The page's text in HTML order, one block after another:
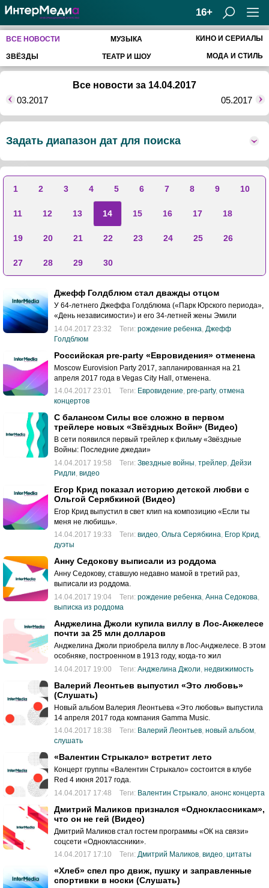
ВСЕ НОВОСТИ МУЗЫКА КИНО И СЕРИАЛЫ
ЗВЁЗДЫ ТЕАТР И ШОУ МОДА И СТИЛЬ
Все новости за 14.04.2017
03.2017
05.2017
Задать диапазон дат для поиска
1 2 3 4 5 6 7 8 9 10
11 12 13 14 15 16 17 18
19 20 21 22 23 24 25 26
27 28 29 30
Джефф Голдблюм стал дважды отцом
У 64-летнего Джеффа Голдблюма («Парк Юрского периода»,
«День независимости») и его 34-летней жены Эмили
Ливингстон родился сын.
14.04.2017 23:32 Теги: рождение ребенка Джефф
Голдблюм
Российская pre-party «Евровидения» отменена
Moscow Eurovision Party 2017, запланированная на 21
апреля 2017 года в Vegas City Hall, отменена.
14.04.2017 23:01
Теги: Евровидение, pre-party, отмена
концертов
С балансом Силы все сложно в первом
трейлере новых «Звёздных Войн» (Видео)
В сети появился первый трейлер к фильму «Звёздные
Войны: Последние джедаи»
14.04.2017 19:58
Теги: Звездные войны трейлер Дейзи
Ридли видео
Егор Крид показал историю детской любви с
Ольгой Серябкиной (Видео)
Егор Крид выпустил в свет клип на композицию «Если ты
меня не любишь».
14.04.2017 19:33
Теги: видео, Ольга Серябкина, Егор Крид,
дуэты
Анну Седокову выписали из роддома
Анну Седокову, ставшую недавно мамой в третий раз,
выписали из роддома.
14.04.2017 19:04
Теги: рождение ребенка, Анна Седокова,
выписка из роддома
Анджелина Джоли купила виллу в Лос-Анжелесе
почти за 25 млн долларов
Анджелина Джоли приобрела виллу в Лос-Анджелесе. В этом
особняке, построенном в 1913 году, когда-то жил
американский режиссер Сесил ДеМилль до своей кончины в
14.04.2017 19:00 Теги: Анджелина Джоли недвижимость
Валерий Леонтьев выпустил «Это любовь»
(Слушать)
Новый альбом Валерия Леонтьева «Это любовь» выпустила
14 апреля 2017 года компания Gamma Music.
14.04.2017 18:38
Теги: Валерий Леонтьев, новый альбом,
слушать
«Валентин Стрыкало» встретит лето
Концерт группы «Валентин Стрыкало» состоится в клубе
Red 4 июня 2017 года.
14.04.2017 17:48
Теги: Валентин Стрыкало анонс концерта
Дмитрий Маликов признался «Одноклассникам»,
что он не гей (Видео)
Дмитрий Маликов стал гостем программы «ОК на связи»
соцсети «Одноклассники».
14.04.2017 17:10
Теги: Дмитрий Маликов, видео, цитаты
«Хлеб» спел про движ, пушку и заправленные
спортивки в носки (Слушать)
16+